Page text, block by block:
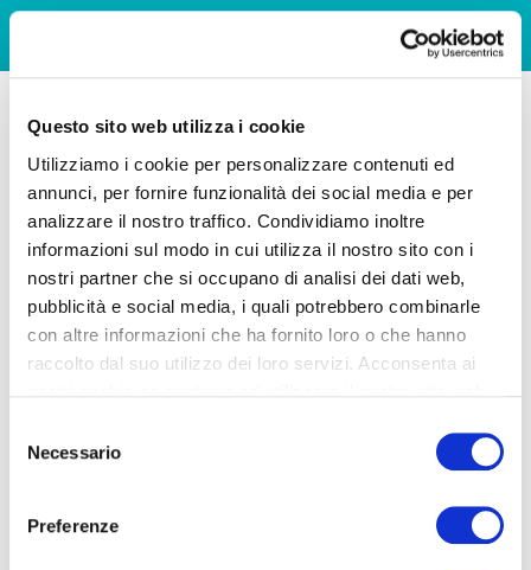
Questo sito web utilizza i cookie
Utilizziamo i cookie per personalizzare contenuti ed
annunci, per fornire funzionalità dei social media e per
analizzare il nostro traffico. Condividiamo inoltre
informazioni sul modo in cui utilizza il nostro sito con i
nostri partner che si occupano di analisi dei dati web,
pubblicità e social media, i quali potrebbero combinarle
con altre informazioni che ha fornito loro o che hanno
raccolto dal suo utilizzo dei loro servizi. Acconsenta ai
delNecessario
Preferenze